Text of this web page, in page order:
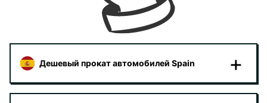
Дешевый прокат автомобилей Spain